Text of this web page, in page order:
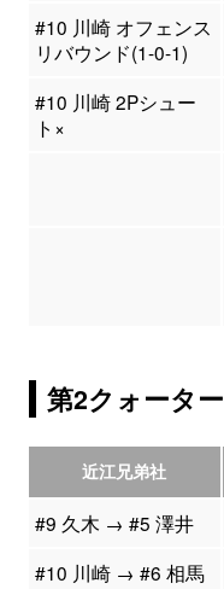
#10 川崎 オフェンス
リバウンド(1-0-1)
#10 川崎 2Pシュー
ト×
第2クォーター
近江兄弟社
#9 久木 → #5 澤井
#10 川崎 → #6 相馬